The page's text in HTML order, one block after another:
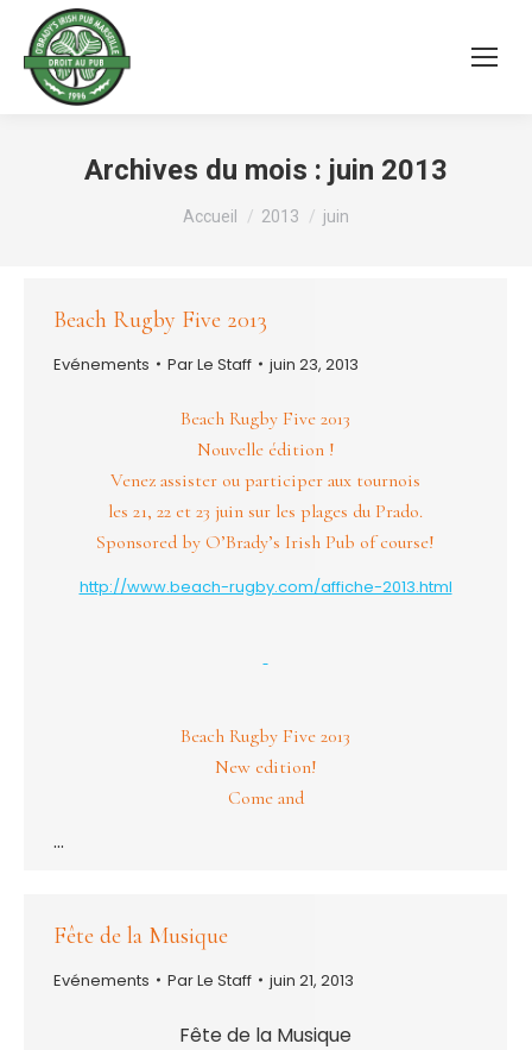
Archives du mois : juin 2013
Vous êtes ici :
Accueil 2013 juin
Beach Rugby Five 2013
Evénements ParLe Staff juin 23, 2013
Beach Rugby Five 2013
Nouvelle édition !
Venez assister ou participer aux tournois
les 21, 22 et 23 juin sur les plages du Prado.
Sponsored by O’Brady’s Irish Pub of course!
http://www.beach-rugby.com/affiche-2013.html
Beach Rugby Five 2013
New edition!
Come and
…
Fête de la Musique
Evénements ParLe Staff juin 21, 2013
Fête de la Musique